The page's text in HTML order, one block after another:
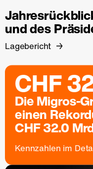
und des
Lagebericht
CHF
Die Migros-
einen
CHF 32.0
Kennzahlen im